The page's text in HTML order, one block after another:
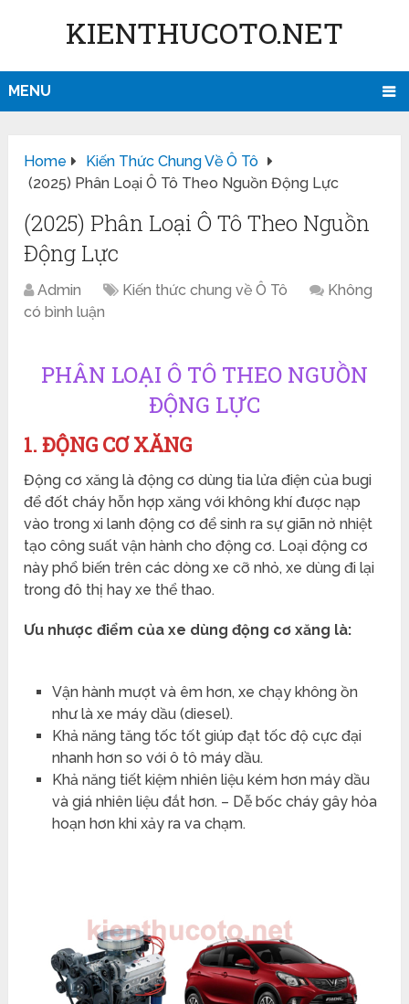
KIENTHUCOTO.NET
MENU
Home
Kiến Thức Chung Về Ô Tô
(2025) Phân Loại Ô Tô Theo Nguồn Động Lực
(2025) Phân Loại Ô Tô Theo Nguồn
Động Lực
Admin Kiến thức chung về Ô Tô
Không
có bình luận
PHÂN LOẠI Ô TÔ THEO NGUỒN
ĐỘNG LỰC
1. ĐỘNG CƠ XĂNG
Động cơ xăng là động cơ dùng tia lửa điện của bugi
để đốt cháy hỗn hợp xăng với không khí được nạp
vào trong xi lanh động cơ để sinh ra sự giãn nở nhiệt
tạo công suất vận hành cho động cơ. Loại động cơ
này phổ biến trên các dòng xe cỡ nhỏ, xe dùng đi lại
trong đô thị hay xe thể thao.
Ưu nhược điểm của xe dùng động cơ xăng là:
Vận hành mượt và êm hơn, xe chạy không ồn
như là xe máy dầu (diesel).
Khả năng tăng tốc tốt giúp đạt tốc độ cực đại
nhanh hơn so với ô tô máy dầu.
Khả năng tiết kiệm nhiên liệu kém hơn máy dầu
và giá nhiên liệu đắt hơn. – Dễ bốc cháy gây hỏa
hoạn hơn khi xảy ra va chạm.